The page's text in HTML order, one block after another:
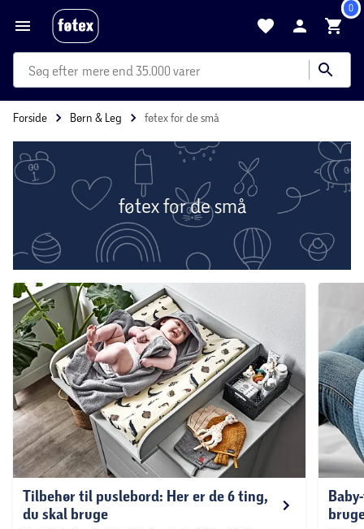
0
mere end 35.000 varer
Forside Børn & Leg føtex for de små
føtex for de små
Tilbehør til puslebord: Her er de 6 ting,
du skal bruge